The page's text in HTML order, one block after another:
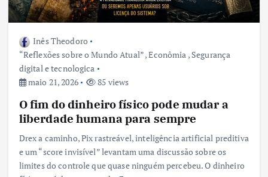
Inês Theodoro
“Reflexões sobre o Mundo Atual”,Econômia , Segurança
digital e tecnologica
maio 21, 2026
85 views
O fim do dinheiro físico pode mudar a
liberdade humana para sempre
Drex a caminho, Pix rastreável, inteligência artificial preditiva
e um “score invisível” levantam uma discussão sobre os
limites do controle que quase ninguém percebeu. O dinheiro